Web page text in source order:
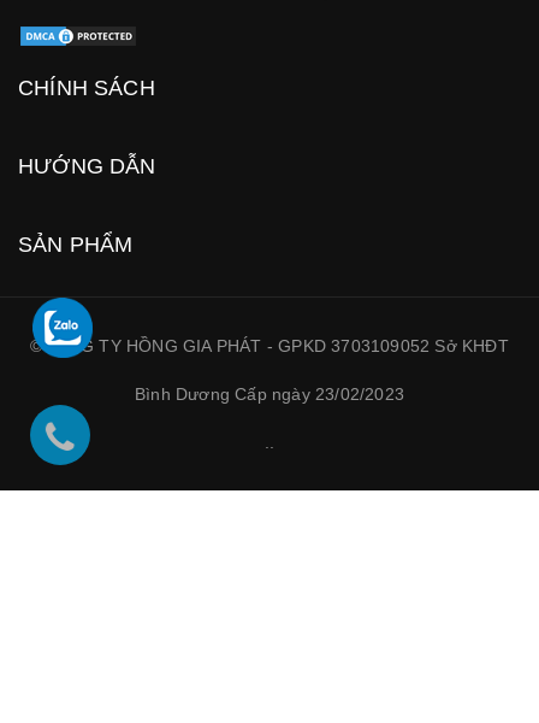
CHÍNH SÁCH
HƯỚNG DẪN
SẢN PHẨM
©CÔNG TY HỒNG GIA PHÁT - GPKD 3703109052 Sở KHĐT
Bình Dương Cấp ngày 23/02/2023